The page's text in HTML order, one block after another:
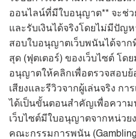
ออนไลน์ที่มีใบอนุญาต** จะช่
และรับเงินได้จริงโดยไม่มีปัญ
สอบใบอนุญาตเว็บพนันได้จา
สุด (ฟุตเตอร์) ของเว็บไซต์ โด
อนุญาตให้คลิกเพื่อตรวจสอบย้
เสียงและรีวิวจากผู้เล่นจริง ก
ได้เป็นขั้นตอนสำคัญเพื่อควา
เว็บไซต์มีใบอนุญาตจากหน่วย
คณะกรรมการพนัน